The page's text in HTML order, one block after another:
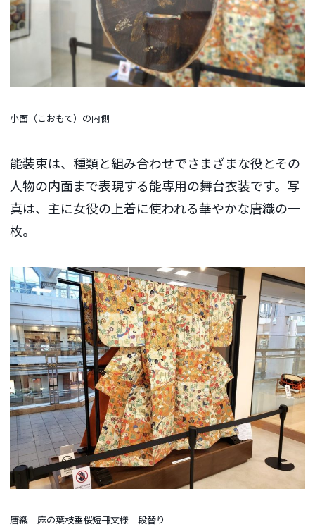
小面（こおもて）の内側
能装束は、種類と組み合わせでさまざまな役とその
人物の内面まで表現する能専用の舞台衣装です。写
真は、主に女役の上着に使われる華やかな唐織の一
枚。
唐織 麻の葉枝垂桜短冊文様 段替り